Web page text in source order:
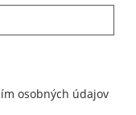
osobných údajov